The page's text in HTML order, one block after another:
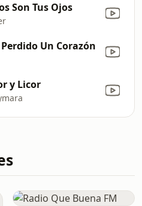
Son Tus Ojos
Perdido Un Corazón
y Licor